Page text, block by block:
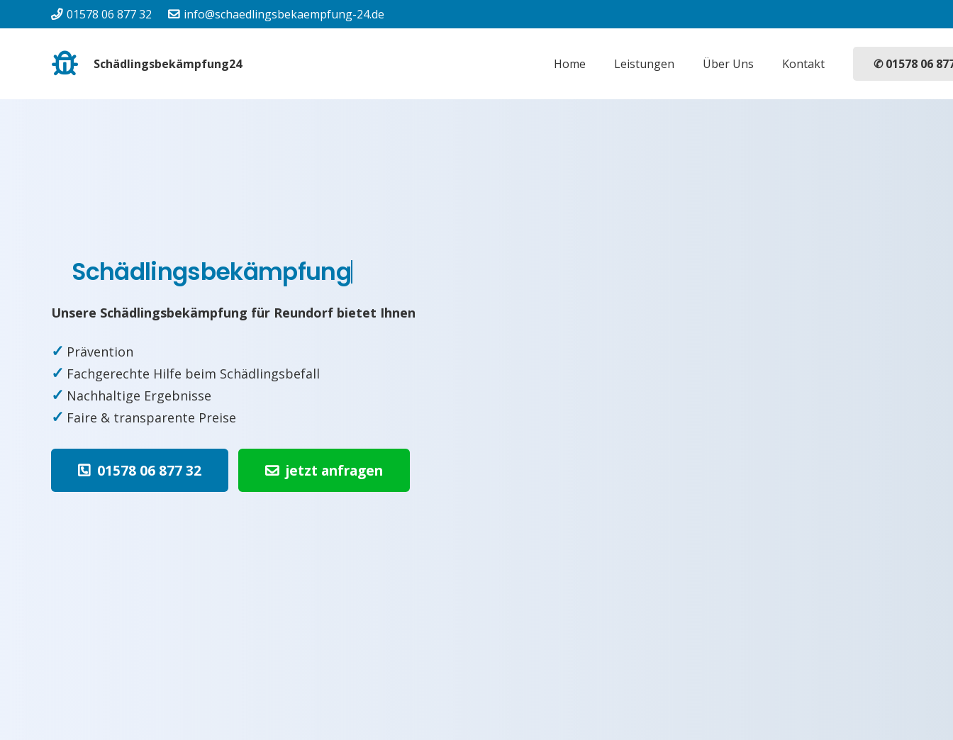
01578 06 877 32 info@schaedlingsbekaempfung-24.de
Schädlingsbekämpfung24 Home Leistungen Über Uns Kontakt ✆ 01578 06
Schädlingsbekämpfung
Unsere Schädlingsbekämpfung für Reundorf bietet Ihnen
✓ Prävention
✓ Fachgerechte Hilfe beim Schädlingsbefall
✓ Nachhaltige Ergebnisse
✓ Faire & transparente Preise
01578 06 877 32 jetzt anfragen